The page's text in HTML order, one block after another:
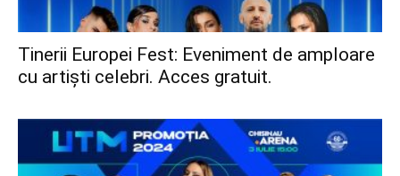
Tinerii Europei Fest: Eveniment de amploare
cu artiști celebri. Acces gratuit.